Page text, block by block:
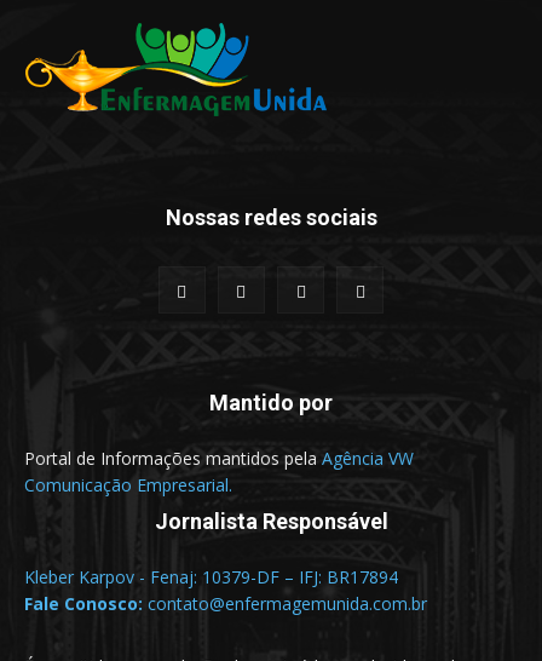
Nossas redes sociais
Mantido por
Portal de Informações mantidos pela Agência VW
Comunicação Empresarial.
Jornalista Responsável
Kleber Karpov - Fenaj: 10379-DF – IFJ: BR17894
Fale Conosco: contato@enfermagemunida.com.br